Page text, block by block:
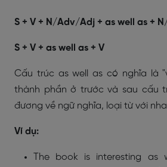
S + V + N/Adv/Adj + as well as +
S + V + as well as + V
Cấu trúc as well as có nghĩa là
thành phần ở trước và sau cấu
đương về ngữ nghĩa, loại từ với
Ví dụ:
The book is interesting as